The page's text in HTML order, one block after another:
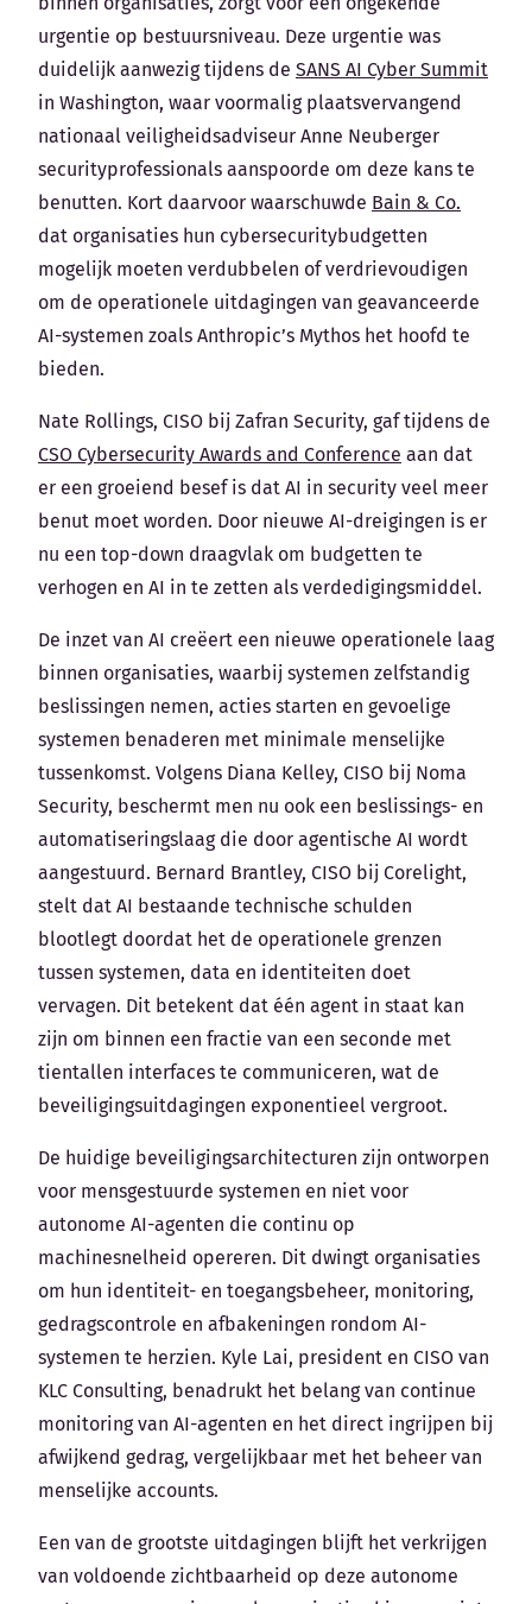
urgentie op bestuursniveau. Deze urgentie was
duidelijk aanwezig tijdens de SANS AI Cyber Summit
in Washington, waar voormalig plaatsvervangend
nationaal veiligheidsadviseur Anne Neuberger
securityprofessionals aanspoorde om deze kans te
benutten. Kort daarvoor waarschuwde Bain & Co.
dat organisaties hun cybersecuritybudgetten
mogelijk moeten verdubbelen of verdrievoudigen
om de operationele uitdagingen van geavanceerde
AI-systemen zoals Anthropic’s Mythos het hoofd te
bieden.
Nate Rollings, CISO bij Zafran Security, gaf tijdens de
CSO Cybersecurity Awards and Conference aan dat
er een groeiend besef is dat AI in security veel meer
benut moet worden. Door nieuwe AI-dreigingen is er
nu een top-down draagvlak om budgetten te
verhogen en AI in te zetten als verdedigingsmiddel.
De inzet van AI creëert een nieuwe operationele laag
binnen organisaties, waarbij systemen zelfstandig
beslissingen nemen, acties starten en gevoelige
systemen benaderen met minimale menselijke
tussenkomst. Volgens Diana Kelley, CISO bij Noma
Security, beschermt men nu ook een beslissings- en
automatiseringslaag die door agentische AI wordt
aangestuurd. Bernard Brantley, CISO bij Corelight,
stelt dat AI bestaande technische schulden
blootlegt doordat het de operationele grenzen
tussen systemen, data en identiteiten doet
vervagen. Dit betekent dat één agent in staat kan
zijn om binnen een fractie van een seconde met
tientallen interfaces te communiceren, wat de
beveiligingsuitdagingen exponentieel vergroot.
De huidige beveiligingsarchitecturen zijn ontworpen
voor mensgestuurde systemen en niet voor
autonome AI-agenten die continu op
machinesnelheid opereren. Dit dwingt organisaties
om hun identiteit- en toegangsbeheer, monitoring,
gedragscontrole en afbakeningen rondom AI-
systemen te herzien. Kyle Lai, president en CISO van
KLC Consulting, benadrukt het belang van continue
monitoring van AI-agenten en het direct ingrijpen bij
afwijkend gedrag, vergelijkbaar met het beheer van
menselijke accounts.
Een van de grootste uitdagingen blijft het verkrijgen
van voldoende zichtbaarheid op deze autonome